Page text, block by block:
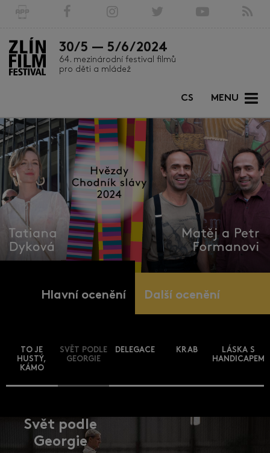
30/5 — 5/6/2024
64. mezinárodní festival filmů
pro děti a mládež
MENU
CS
Hlavní ocenění Další ocenění
TO JE
HUSTÝ,
KÁMO
SVĚT PODLE
GEORGIE
DELEGACE KRAB
LÁSKA S
HANDICAPEM
Svět podle
Georgie